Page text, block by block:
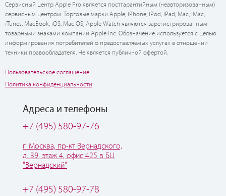
Сервисный центр Apple Pro является постгарантийным (неавторизованным)
сервисным центром. Торговые марки Apple, iPhone, iPod, iPad, Mac, iMac,
iTunes, MacBook, iOS, Mac OS, Apple Watch являются зарегистрированным
товарными знаками компании Apple Inc. Обозначение используется с целью
информирования потребителей о предоставляемых услугах в отношении
техники правообладателя. Не является публичной офертой.
Пользовательское соглашение
Политика конфиденциальности
Адреса и телефоны
+7 (495) 580-97-76
г. Москва, пр-кт Вернадского,
д. 39, этаж 4, офис 425 в БЦ
"Вернадский"
+7 (495) 580-97-78